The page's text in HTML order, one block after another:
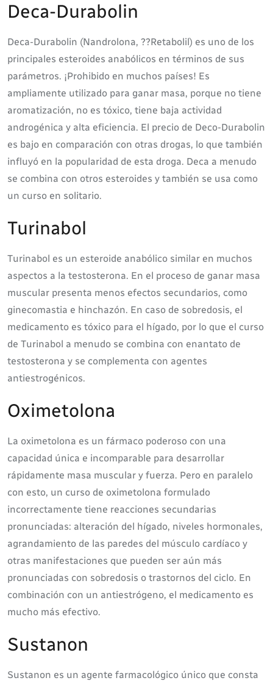
Deca-Durabolin
Deca-Durabolin (Nandrolona, ??Retabolil) es uno de los
principales esteroides anabólicos en términos de sus
parámetros. ¡Prohibido en muchos países! Es
ampliamente utilizado para ganar masa, porque no tiene
aromatización, no es tóxico, tiene baja actividad
androgénica y alta eficiencia. El precio de Deco-Durabolin
es bajo en comparación con otras drogas, lo que también
influyó en la popularidad de esta droga. Deca a menudo
se combina con otros esteroides y también se usa como
un curso en solitario.
Turinabol
Turinabol es un esteroide anabólico similar en muchos
aspectos a la testosterona. En el proceso de ganar masa
muscular presenta menos efectos secundarios, como
ginecomastia e hinchazón. En caso de sobredosis, el
medicamento es tóxico para el hígado, por lo que el curso
de Turinabol a menudo se combina con enantato de
testosterona y se complementa con agentes
antiestrogénicos.
Oximetolona
La oximetolona es un fármaco poderoso con una
capacidad única e incomparable para desarrollar
rápidamente masa muscular y fuerza. Pero en paralelo
con esto, un curso de oximetolona formulado
incorrectamente tiene reacciones secundarias
pronunciadas: alteración del hígado, niveles hormonales,
agrandamiento de las paredes del músculo cardíaco y
otras manifestaciones que pueden ser aún más
pronunciadas con sobredosis o trastornos del ciclo. En
combinación con un antiestrógeno, el medicamento es
mucho más efectivo.
Sustanon
Sustanon es un agente farmacológico único que consta